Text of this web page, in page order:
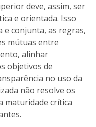
deve, assim, ser
e orientada. Isso
e conjunta, as regras,
mútuas entre
alinhar
objetivos de
no uso da
não resolve os
maturidade crítica